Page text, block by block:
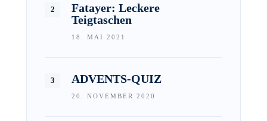
Fatayer: Leckere
Teigtaschen
18. MAI 2021
ADVENTS-QUIZ
20. NOVEMBER 2020